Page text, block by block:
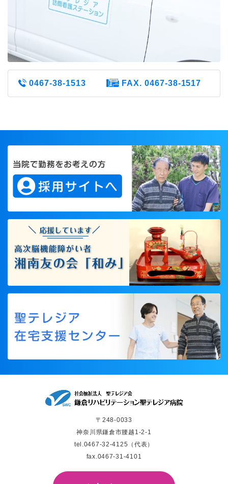
0467-38-1513 FAX. 0467-38-1517
〒248-0033
神奈川県鎌倉市腰越1-2-1
tel.0467-32-4125 （代表）
fax.0467-31-4101